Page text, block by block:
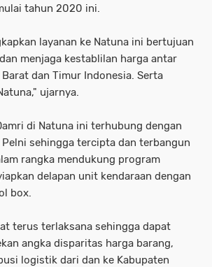
tahun 2020 ini.
layanan ke Natuna ini bertujuan
menjaga kestablilan harga antar
dan Timur Indonesia. Serta
ujarnya.
di Natuna ini terhubung dengan
sehingga tercipta dan terbangun
rangka mendukung program
delapan unit kendaraan dengan
box.
terus terlaksana sehingga dapat
angka disparitas harga barang,
logistik dari dan ke Kabupaten